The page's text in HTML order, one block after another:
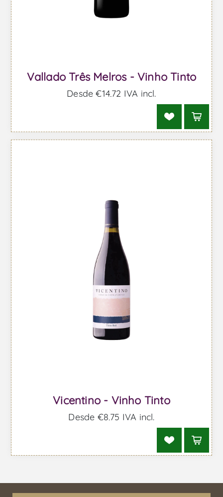
Vallado Três Melros - Vinho Tinto
Desde €14,72 IVA incl.
Vicentino - Vinho Tinto
Desde €8,75 IVA incl.